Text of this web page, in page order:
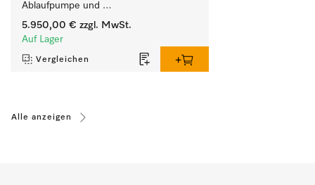
Ablaufpumpe und
zielgruppenspezifischen Programmen.
Leistung 8 kg  in 49 min .
5.950,00 € zzgl. MwSt.
Auf Lager
Vergleichen
Alle anzeigen